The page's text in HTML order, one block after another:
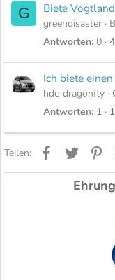
G Biete
greendisaster
Antworten 0
Ich biete
hdc-dragonfly
Antworten 1
Teilen: FacebookTwitter